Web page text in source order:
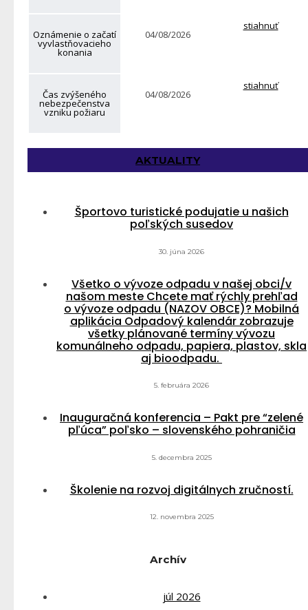
Oznámenie o začatí
vyvlastňovacieho
konania
04/08/2026
stiahnuť
Čas zvýšeného
nebezpečenstva
vzniku požiaru
04/08/2026
stiahnuť
AKTUALITY
Športovo turistické podujatie u našich
poľských susedov
30. júna 2026
Všetko o vývoze odpadu v našej obci/v
našom meste Chcete mať rýchly prehľad
o vývoze odpadu (NAZOV OBCE)? Mobilná
aplikácia Odpadový kalendár zobrazuje
všetky plánované termíny vývozu
komunálneho odpadu, papiera, plastov, skla
aj bioodpadu.
5. februára 2026
Inauguračná konferencia – Pakt pre “zelené
pľúca” poľsko – slovenského pohraničia
5. decembra 2025
Školenie na rozvoj digitálnych zručností.
12. novembra 2025
Archív
júl 2026